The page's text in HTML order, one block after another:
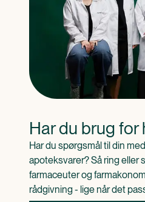
Har du brug
Har du spørgsmål til din
apoteksvarer? Så ring eller
farmaceuter og
rådgivning - lige når det